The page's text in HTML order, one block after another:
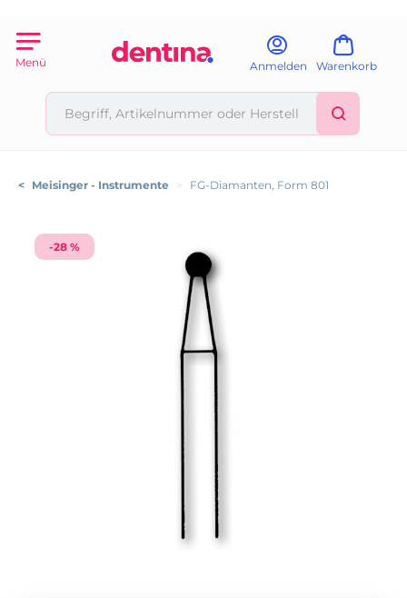
Menü Anmelden Warenkorb
< Meisinger - Instrumente > FG-Diamanten, Form 801
-28 %